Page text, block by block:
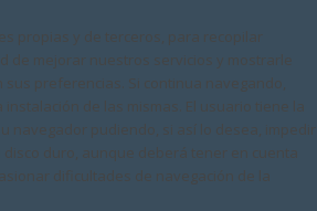
propias y de terceros, para recopilar
de mejorar nuestros servicios y mostrarle
preferencias. Si continua navegando,
de las mismas. El usuario tiene la
navegador pudiendo, si así lo desea, impedir
duro, aunque deberá tener en cuenta
dificultades de navegación de la